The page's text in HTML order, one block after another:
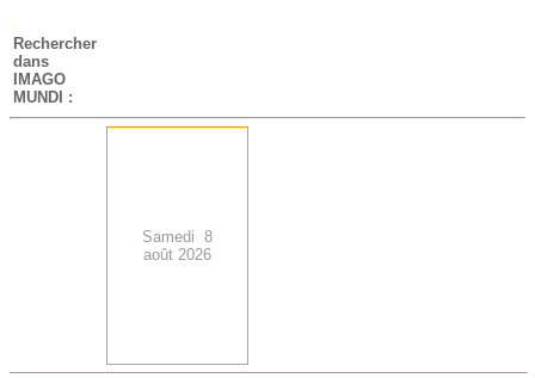
-
Rechercher
dans
IMAGO
MUNDI :
Samedi 8
août 2026